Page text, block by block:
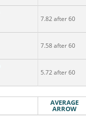
7.82 after 60
7.58 after 60
5.72 after 60
AVERAGE
ARROW